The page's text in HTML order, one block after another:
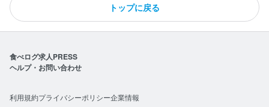
トップに戻る
食べログ求人PRESS
ヘルプ・お問い合わせ
利用規約プライバシーポリシー企業情報